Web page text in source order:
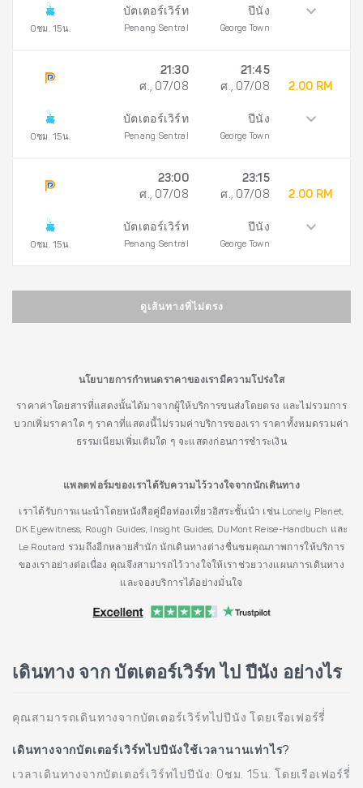
0ชม. 15น.
บัตเตอร์เวิร์ท
Penang Sentral
ปีนัง
George Town
0ชม. 15น.
21:30
ศ., 07/08
บัตเตอร์เวิร์ท
Penang Sentral
21:45
ศ., 07/08
ปีนัง
George Town
2.00 RM
0ชม. 15น.
23:00
ศ., 07/08
บัตเตอร์เวิร์ท
Penang Sentral
23:15
ศ., 07/08
ปีนัง
George Town
2.00 RM
ดูเส้นทางที่ไม่ตรง
นโยบายการกำหนดราคาของเรามีความโปร่งใส
ราคาค่าโดยสารที่แสดงนั้นได้มาจากผู้ให้บริการขนส่งโดยตรง และไม่รวมการ
บวกเพิ่มราคาใด ๆ ราคาที่แสดงนี้ไม่รวมค่าบริการของเรา ราคาทั้งหมดรวมค่า
ธรรมเนียมเพิ่มเติมใด ๆ จะแสดงก่อนการชำระเงิน
แพลตฟอร์มของเราได้รับความไว้วางใจจากนักเดินทาง
เราได้รับการแนะนำโดยหนังสือคู่มือท่องเที่ยวอิสระชั้นนำ เช่น Lonely Planet,
DK Eyewitness, Rough Guides, Insight Guides, DuMont Reise-Handbuch และ
Le Routard รวมถึงอีกหลายสำนัก นักเดินทางต่างชื่นชมคุณภาพการให้บริการ
ของเราอย่างต่อเนื่อง คุณจึงสามารถไว้วางใจให้เราช่วยวางแผนการเดินทาง
และจองบริการได้อย่างมั่นใจ
เดินทาง จาก บัตเตอร์เวิร์ท ไป ปีนัง อย่างไร
คุณสามารถเดินทางจากบัตเตอร์เวิร์ทไปปีนัง โดยเรือเฟอร์รี่่
เดินทางจากบัตเตอร์เวิร์ทไปปีนังใช้เวลานานเท่าไร?
เวลาเดินทางจากบัตเตอร์เวิร์ทไปปีนัง: 0ชม. 15น. โดยเรือเฟอร์รี่่